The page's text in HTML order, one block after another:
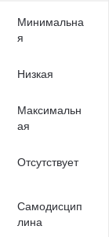
Минимальна
я
Низкая
Максимальн
ая
Отсутствует
Самодисцип
лина